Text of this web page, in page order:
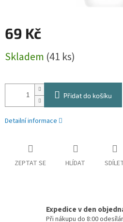
69 Kč
cena:
Skladem (41 ks)
Přidat do košíku
Detailní informace
ZEPTAT SE HLÍDAT
Expedice v den
Při nákupu do 8:00